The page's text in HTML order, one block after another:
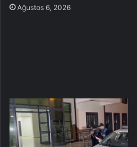
Ağustos 6, 2026